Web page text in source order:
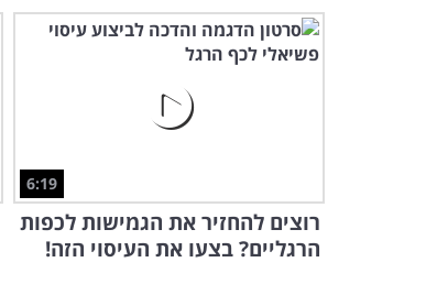
6:19
רוצים להחזיר את הגמישות לכפות
הרגליים? בצעו את העיסוי הזה!